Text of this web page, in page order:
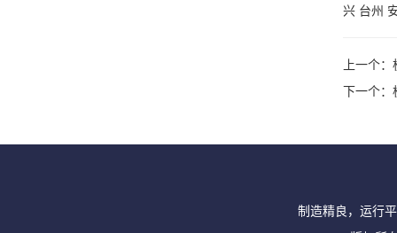
兴 台州
上一个：
下一个：
制造精良，运行